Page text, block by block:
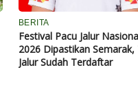
BERITA
Festival Pacu Jalur
2026 Dipastikan Semarak,
Jalur Sudah Terdaftar